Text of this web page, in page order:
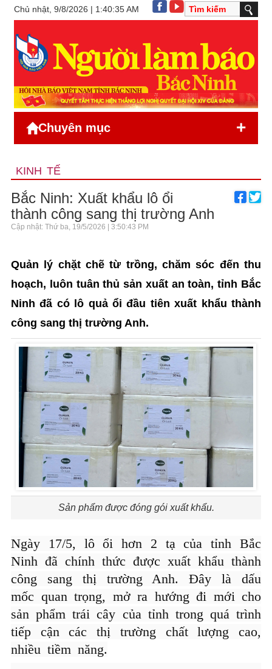
Chủ nhật, 9/8/2026 | 1:40:35 AM
Chuyên mục +
KINH TẾ
Bắc Ninh: Xuất khẩu lô ổi
thành công sang thị trường Anh
Cập nhật: Thứ ba, 19/5/2026 | 3:50:43 PM
Quản lý chặt chẽ từ trồng, chăm sóc đến thu
hoạch, luôn tuân thủ sản xuất an toàn, tỉnh Bắc
Ninh đã có lô quả ổi đầu tiên xuất khẩu thành
công sang thị trường Anh.
Sản phẩm được đóng gói xuất khẩu.
Ngày 17/5, lô ổi hơn 2 tạ của tỉnh Bắc
Ninh đã chính thức được xuất khẩu thành
công sang thị trường Anh. Đây là dấu
mốc quan trọng, mở ra hướng đi mới cho
sản phẩm trái cây của tỉnh trong quá trình
tiếp cận các thị trường chất lượng cao,
nhiều tiềm năng.